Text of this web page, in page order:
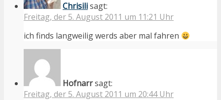
Chrisilisagt:
Freitag, der 5. August 2011 um 11:21 Uhr
ich finds langweilig werds aber mal fahren
Hofnarrsagt:
Freitag, der 5. August 2011 um 20:44 Uhr